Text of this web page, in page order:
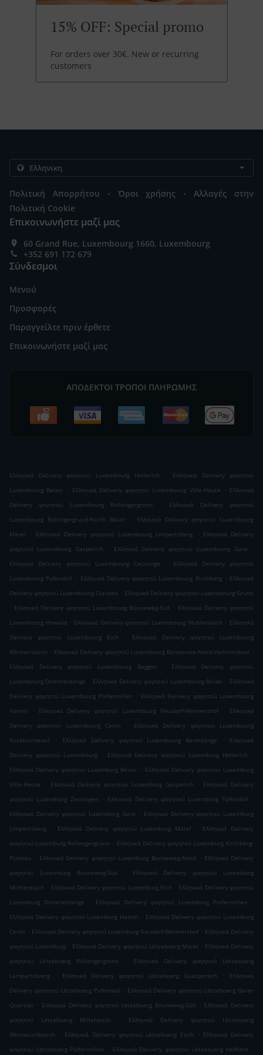
15% OFF: Special promo
For orders over 30€. New or recurring
customers
Πολιτική Απορρήτου . Όροι χρήσης .
Αλλαγές στην
Πολιτική Cookie
Επικοινωνήστε μαζί μας
60 Grand Rue, Luxembourg 1660, Luxembourg
+352 691 172 679
Σύνδεσμοι
Μενού
Προσφορές
Παραγγείλτε πριν έρθετε
Επικοινωνήστε μαζί μας
ΑΠΟΔΕΚΤΟΊ ΤΡΌΠΟΙ ΠΛΗΡΩΜΉΣ
Ελληνικά Delivery φαγητού Luxembourg Hollerich .
Ελληνικά Delivery φαγητού
Luxembourg Belair . Ελληνικά Delivery φαγητού Luxembourg Ville-Haute . Ελληνικά
Delivery φαγητού Luxembourg Rollengergronn
.
Ελληνικά Delivery φαγητού
Luxembourg Rollingergrund-North Belair
. Ελληνικά Delivery φαγητού Luxembourg
Märel
. Ελληνικά Delivery φαγητού Luxembourg Limpertsberg . Ελληνικά Delivery
φαγητού Luxembourg Gasperich
. Ελληνικά Delivery φαγητού Luxembourg Gare
.
Ελληνικά Delivery φαγητού Luxembourg Cessange
.
Ελληνικά Delivery φαγητού
Luxembourg Pafendall . Ελληνικά Delivery φαγητού Luxembourg Kirchberg . Ελληνικά
Delivery φαγητού Luxembourg Clausen . Ελληνικά Delivery φαγητού Luxembourg Grund
. Ελληνικά Delivery φαγητού Luxembourg Bouneweg-Süd . Ελληνικά Delivery φαγητού
Luxembourg Howald . Ελληνικά Delivery φαγητού Luxembourg Muhlenbach . Ελληνικά
Delivery φαγητού Luxembourg Eich
.
Ελληνικά Delivery φαγητού Luxembourg
Weimerskirch . Ελληνικά Delivery φαγητού Luxembourg Bonnevoie-Nord-Verlorenkost .
Ελληνικά Delivery φαγητού Luxembourg Beggen
.
Ελληνικά Delivery φαγητού
Luxembourg Dommeldange . Ελληνικά Delivery φαγητού Luxembourg Bridel . Ελληνικά
Delivery φαγητού Luxembourg Polfermillen . Ελληνικά Delivery φαγητού Luxembourg
Hamm
. Ελληνικά Delivery φαγητού Luxembourg Neudorf-Weimershof .
Ελληνικά
Delivery φαγητού Luxembourg Cents
.
Ελληνικά Delivery φαγητού Luxembourg
Kockelscheuer
. Ελληνικά Delivery φαγητού Luxembourg Bereldange .
Ελληνικά
Delivery φαγητού Luxembourg
. Ελληνικά Delivery φαγητού Luxemburg Hollerich
.
Ελληνικά Delivery φαγητού Luxemburg Belair . Ελληνικά Delivery φαγητού Luxemburg
Ville-Haute
. Ελληνικά Delivery φαγητού Luxemburg Gasperich . Ελληνικά Delivery
φαγητού Luxemburg Zessingen
. Ελληνικά Delivery φαγητού Luxemburg Pafendall
.
Ελληνικά Delivery φαγητού Luxemburg Gare . Ελληνικά Delivery φαγητού Luxemburg
Limpertsberg
. Ελληνικά Delivery φαγητού Luxemburg Märel .
Ελληνικά Delivery
φαγητού Luxemburg Rollengergronn . Ελληνικά Delivery φαγητού Luxemburg Kirchberg-
Plateau . Ελληνικά Delivery φαγητού Luxemburg Bonneweg-Nord . Ελληνικά Delivery
φαγητού Luxemburg Bouneweg-Süd
.
Ελληνικά Delivery φαγητού Luxemburg
Mühlenbach . Ελληνικά Delivery φαγητού Luxemburg Eich . Ελληνικά Delivery φαγητού
Luxemburg Dommeldange
. Ελληνικά Delivery φαγητού Luxemburg Polfermillen
.
Ελληνικά Delivery φαγητού Luxemburg Hamm . Ελληνικά Delivery φαγητού Luxemburg
Cents . Ελληνικά Delivery φαγητού Luxemburg Neudorf-Weimershof . Ελληνικά Delivery
φαγητού Luxemburg . Ελληνικά Delivery φαγητού Lëtzebuerg Märel . Ελληνικά Delivery
φαγητού Lëtzebuerg Rollengergronn
.
Ελληνικά Delivery φαγητού Lëtzebuerg
Lampertsbierg
. Ελληνικά Delivery φαγητού Lëtzebuerg Gaasperech .
Ελληνικά
Delivery φαγητού Lëtzebuerg Pafendall . Ελληνικά Delivery φαγητού Lëtzebuerg Garer
Quartier . Ελληνικά Delivery φαγητού Lëtzebuerg Bouneweg-Süd . Ελληνικά Delivery
φαγητού Lëtzebuerg Millebaach
.
Ελληνικά Delivery φαγητού Lëtzebuerg
Weimeschkierch
. Ελληνικά Delivery φαγητού Lëtzebuerg Eech . Ελληνικά Delivery
φαγητού Lëtzebuerg Polfermillen
. Ελληνικά Delivery φαγητού Lëtzebuerg Helftent
.